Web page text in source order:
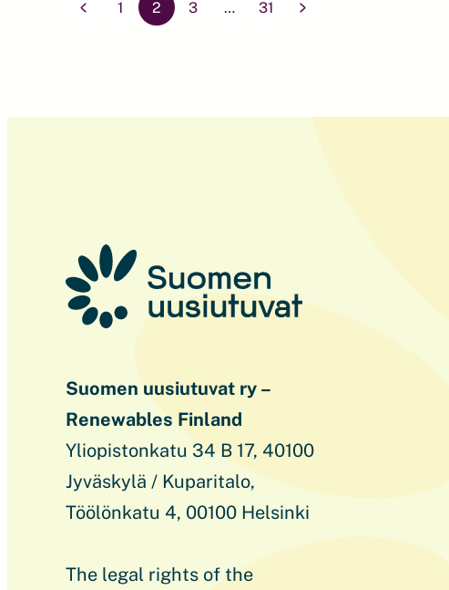
1 2 3 … 31
Suomen uusiutuvat ry –
Renewables Finland
Yliopistonkatu 34 B 17, 40100
Jyväskylä / Kuparitalo,
Töölönkatu 4, 00100 Helsinki
The legal rights of the